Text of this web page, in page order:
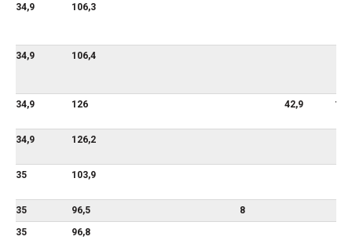
34,9 106,3
34,9 106,4
34,9 126 42,9
34,9 126,2
35 103,9
35 96,5
8
35
96,8